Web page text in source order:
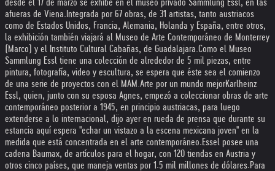
desde el 17 de marzo se exhibe en el museo privado Sammlung Essl, en las
afueras de Viena. Integrada por 67 obras, de 31 artistas, tanto austriacos
como de Estados Unidos, Francia, Alemania, Holanda y España, entre otros,
la exhibición también viajará al Museo de Arte Contemporáneo de Monterrey
(Marco) y el Instituto Cultural Cabañas, de Guadalajara.Como el Museo
Sammlung Essl tiene una colección de alrededor de 5 mil piezas, entre
pintura, fotografía, video y escultura, se espera que éste sea el comienzo
de una serie de proyectos con el MAM.Arte por un mundo mejorKarlheinz
Essl, quien, junto con su esposa Agnes, empezó a coleccionar obras de arte
contemporáneo posterior a 1945, en principio austriacas, para luego
extenderse a lo internacional, dijo ayer en rueda de prensa que durante su
estancia aquí espera ''echar un vistazo a la escena mexicana joven'' en la
medida que está concentrada en el arte contemporáneo.Essel posee una
cadena Baumax, de artículos para el hogar, con 120 tiendas en Austria y
otros cinco países, que maneja ventas por 1.5 mil millones de dólares.Para